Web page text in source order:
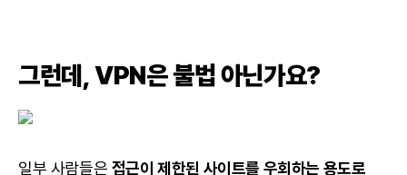
그런데, VPN은 불법 아닌가요?
일부 사람들은 접근이 제한된 사이트를 우회하는 용도로